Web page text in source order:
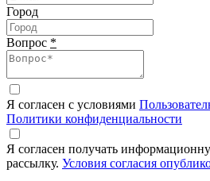
Город
Вопрос *
Я согласен с условиями
Политики конфиденциальности
Я согласен получать
рассылку. Условия согласия